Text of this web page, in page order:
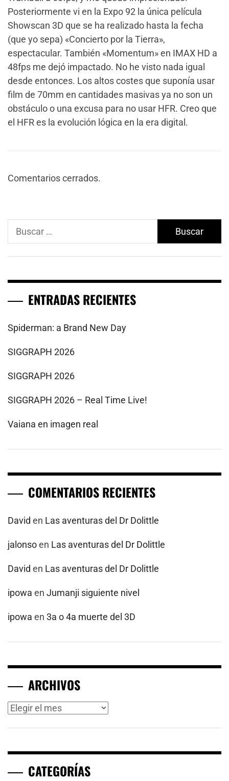
Posteriormente vi en la Expo 92 la única película
Showscan 3D que se ha realizado hasta la fecha
(que yo sepa) «Concierto por la Tierra»,
espectacular. También «Momentum» en IMAX HD a
48fps me dejó impactado. No he visto nada igual
desde entonces. Los altos costes que suponía usar
film de 70mm en cantidades masivas ya no son un
obstáculo o una excusa para no usar HFR. Creo que
el HFR es la evolución lógica en la era digital.
Comentarios cerrados.
Buscar:
ENTRADAS RECIENTES
Spiderman: a Brand New Day
SIGGRAPH 2026
SIGGRAPH 2026
SIGGRAPH 2026 – Real Time Live!
Vaiana en imagen real
COMENTARIOS RECIENTES
David en Las aventuras del Dr Dolittle
jalonsoen Las aventuras del Dr Dolittle
David en Las aventuras del Dr Dolittle
ipowa en Jumanji siguiente nivel
ipowa en 3a o 4a muerte del 3D
ARCHIVOS
Archivos
CATEGORÍAS